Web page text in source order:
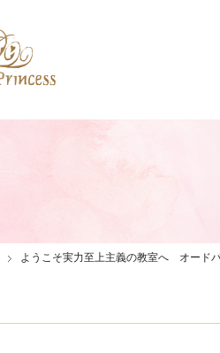
ようこそ実力至上主義の教室へ オード